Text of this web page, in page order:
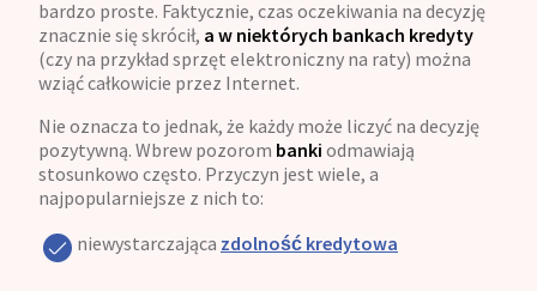
bardzo proste. Faktycznie, czas oczekiwania na decyzję
znacznie się skrócił, a w niektórych bankach kredyty
(czy na przykład sprzęt elektroniczny na raty) można
wziąć całkowicie przez Internet.
Nie oznacza to jednak, że każdy może liczyć na decyzję
pozytywną. Wbrew pozorom banki odmawiają
stosunkowo często. Przyczyn jest wiele, a
najpopularniejsze z nich to:
niewystarczająca zdolność kredytowa